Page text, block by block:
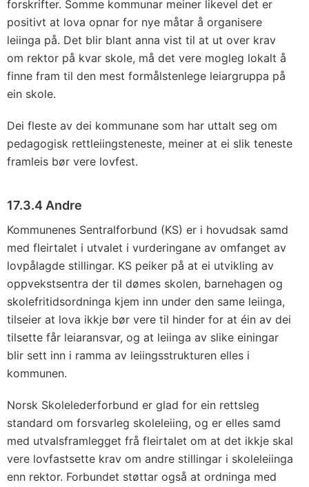
forskrifter. Somme kommunar meiner likevel det er
positivt at lova opnar for nye måtar å organisere
leiinga på. Det blir blant anna vist til at ut over krav
om rektor på kvar skole, må det vere mogleg lokalt å
finne fram til den mest formålstenlege leiargruppa på
ein skole.
Dei fleste av dei kommunane som har uttalt seg om
pedagogisk rettleiingsteneste, meiner at ei slik teneste
framleis bør vere lovfest.
17.3.4 Andre
Kommunenes Sentralforbund (KS) er i hovudsak samd
med fleirtalet i utvalet i vurderingane av omfanget av
lovpålagde stillingar. KS peiker på at ei utvikling av
oppvekstsentra der til dømes skolen, barnehagen og
skolefritidsordninga kjem inn under den same leiinga,
tilseier at lova ikkje bør vere til hinder for at éin av dei
tilsette får leiaransvar, og at leiinga av slike einingar
blir sett inn i ramma av leiingsstrukturen elles i
kommunen.
Norsk Skolelederforbund er glad for ein rettsleg
standard om forsvarleg skoleleiing, og er elles samd
med utvalsframlegget frå fleirtalet om at det ikkje skal
vere lovfastsette krav om andre stillingar i skoleleiinga
enn rektor. Forbundet støttar også at ordninga med